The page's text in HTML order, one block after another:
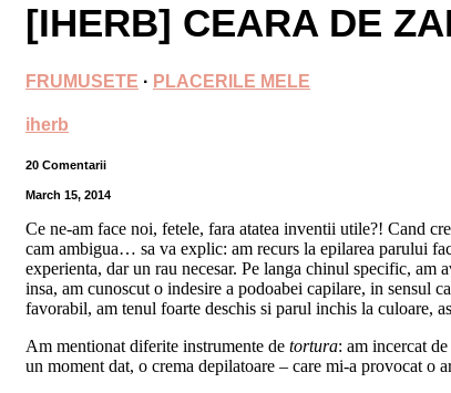
[IHERB] CEARA DE
FRUMUSETE · PLACERILE MELE
iherb
20 Comentarii
March 15, 2014
Ce ne-am face noi, fetele, fara atatea inventii utile?! Cand
cam ambigua… sa va explic: am recurs la epilarea parului
experienta, dar un rau necesar. Pe langa chinul specific, am
insa, am cunoscut o indesire a podoabei capilare, in sensul
favorabil, am tenul foarte deschis si parul inchis la culoare,
Am mentionat diferite instrumente de tortura: am incercat
un moment dat, o crema depilatoare – care mi-a provocat o